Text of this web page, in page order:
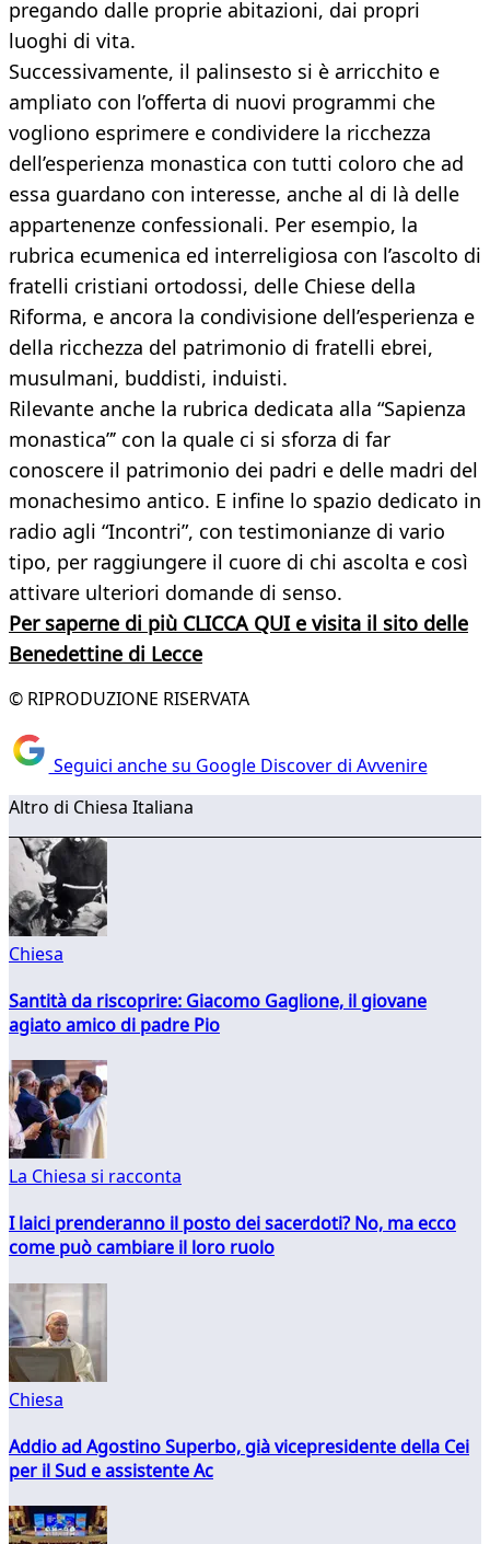
pregando dalle proprie abitazioni, dai propri
luoghi di vita.
Successivamente, il palinsesto si è arricchito e
ampliato con l’offerta di nuovi programmi che
vogliono esprimere e condividere la ricchezza
dell’esperienza monastica con tutti coloro che ad
essa guardano con interesse, anche al di là delle
appartenenze confessionali. Per esempio, la
rubrica ecumenica ed interreligiosa con l’ascolto di
fratelli cristiani ortodossi, delle Chiese della
Riforma, e ancora la condivisione dell’esperienza e
della ricchezza del patrimonio di fratelli ebrei,
musulmani, buddisti, induisti.
Rilevante anche la rubrica dedicata alla “Sapienza
monastica”’ con la quale ci si sforza di far
conoscere il patrimonio dei padri e delle madri del
monachesimo antico. E infine lo spazio dedicato in
radio agli “Incontri”, con testimonianze di vario
tipo, per raggiungere il cuore di chi ascolta e così
attivare ulteriori domande di senso.
Per saperne di più CLICCA QUI e visita il sito delle
Benedettine di Lecce
© RIPRODUZIONE RISERVATA
Seguici anche su Google Discover di Avvenire
Altro di Chiesa Italiana
Chiesa
Santità da riscoprire: Giacomo Gaglione, il giovane
agiato amico di padre Pio
La Chiesa si racconta
I laici prenderanno il posto dei sacerdoti? No, ma ecco
come può cambiare il loro ruolo
Chiesa
Addio ad Agostino Superbo, già vicepresidente della Cei
per il Sud e assistente Ac